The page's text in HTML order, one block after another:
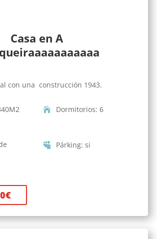
Casa en A
con una construcción 1943.
M2 Dormitorios: 6
Párking: si
€